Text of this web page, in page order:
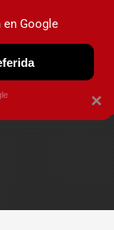
×
Google